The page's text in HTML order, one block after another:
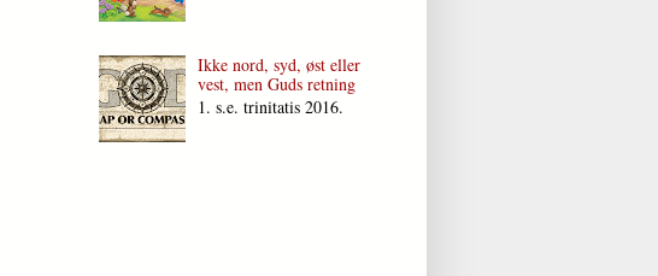
Ikke nord, syd, øst eller
vest, men Guds retning
1. s.e. trinitatis 2016.